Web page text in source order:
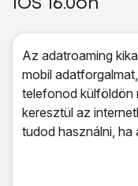
iOS 16.0on
Az adatroaming
mobil
telefonod külföldön
keresztül az
tudod használni, ha